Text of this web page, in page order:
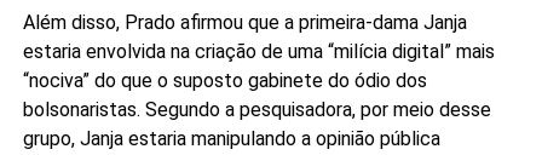
Além disso, Prado afirmou que a primeira-dama Janja
estaria envolvida na criação de uma “milícia digital” mais
“nociva” do que o suposto gabinete do ódio dos
bolsonaristas. Segundo a pesquisadora, por meio desse
grupo, Janja estaria manipulando a opinião pública